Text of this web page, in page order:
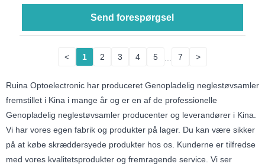
Send forespørgsel
< 1 2 3 4 5 7 >
Ruina Optoelectronic har produceret Genopladelig neglestøvsamler
fremstillet i Kina i mange år og er en af ​​de professionelle
Genopladelig neglestøvsamler producenter og leverandører i Kina.
Vi har vores egen fabrik og produkter på lager. Du kan være sikker
på at købe skræddersyede produkter hos os. Kunderne er tilfredse
med vores kvalitetsprodukter og fremragende service. Vi ser